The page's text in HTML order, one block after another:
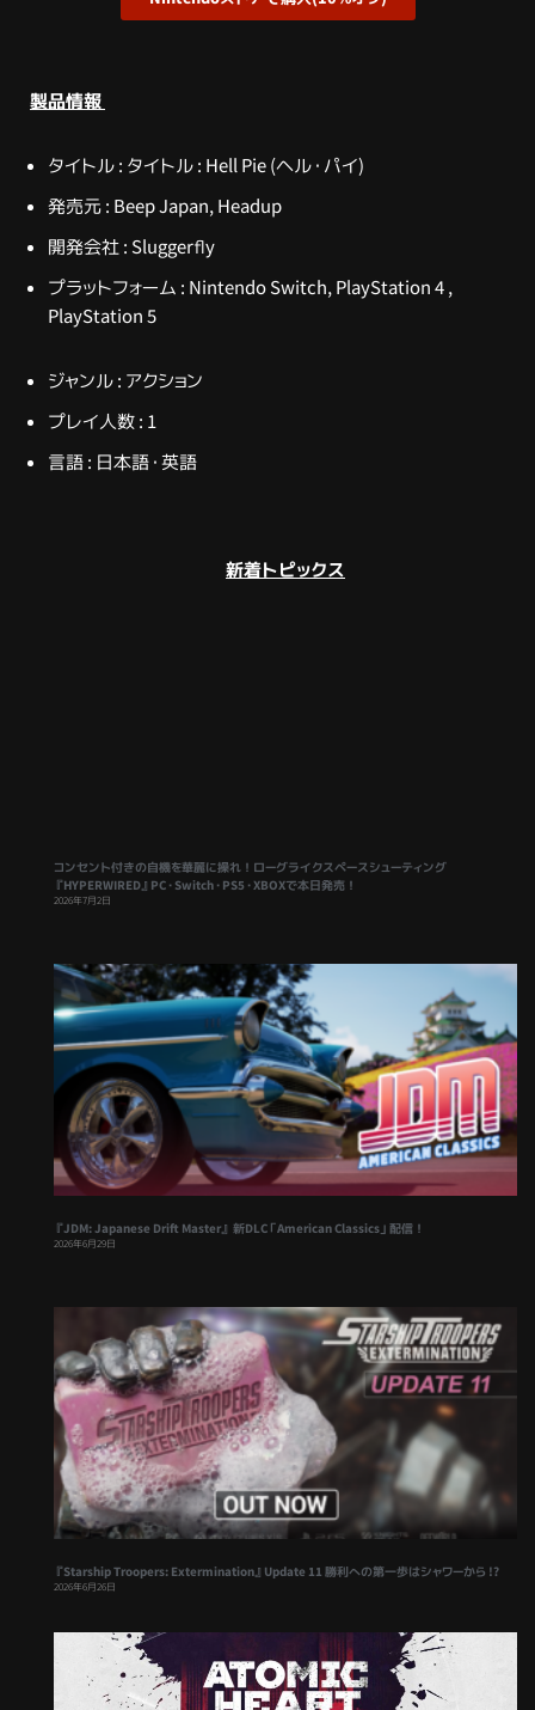
製品情報
タイトル: タイトル : Hell Pie (ヘル・パイ)
発売元: Beep Japan, Headup
開発会社: Sluggerfly
プラットフォーム : Nintendo Switch, PlayStation 4 ,
PlayStation 5
ジャンル: アクション
プレイ人数: 1
言語: 日本語・英語
新着トピックス
コンセント付きの自機を華麗に操れ！ローグライクスペースシューティング
『HYPERWIRED』PC・Switch・PS5・XBOXで本日発売！
2026年7月2日
『JDM: Japanese Drift Master』 新DLC「American Classics」配信！
2026年6月29日
『Starship Troopers: Extermination』Update 11 勝利への第一歩はシャワーから !?
2026年6月26日